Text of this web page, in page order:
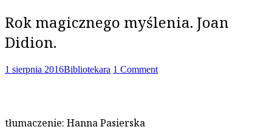
Rok magicznego myślenia. Joan
Didion.
1 sierpnia 2016Bibliotekara 1 Comment
tłumaczenie: Hanna Pasierska